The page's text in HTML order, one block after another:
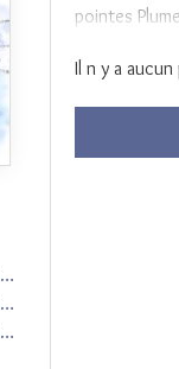
pointes
Il n y a